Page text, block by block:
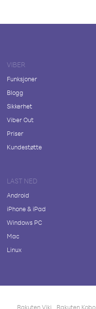
VIBER
Funksjoner
Blogg
Sikkerhet
Viber Out
Priser
Kundestøtte
LAST NED
Android
iPhone & iPad
Windows PC
Mac
Linux
Rakuten Viki Rakuten Kobo